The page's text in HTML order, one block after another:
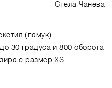
- Стела Чанева
(памук)
30 градуса и 800 оборота
с размер XS